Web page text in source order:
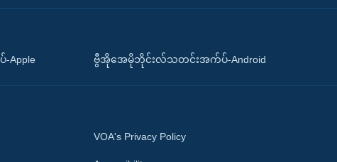
ဗွီအိုအေမိုဘိုင်းလ်သတင်းအက်ပ်-Android
VOA's Privacy Policy